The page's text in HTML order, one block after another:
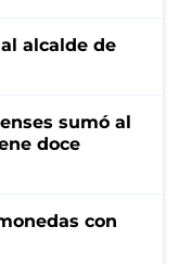
alcalde de
sumó al
doce
con